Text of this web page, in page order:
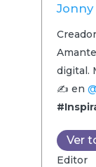
Jonny
digital.
✍️ en
Ver
Editor